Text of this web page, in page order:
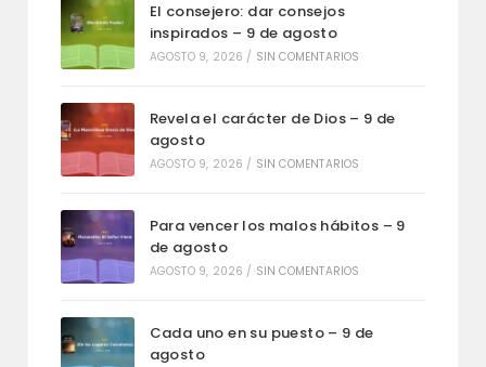
El consejero: dar consejos
inspirados – 9 de agosto
AGOSTO 9, 2026 / SIN COMENTARIOS
Revela el carácter de Dios – 9 de
agosto
AGOSTO 9, 2026 / SIN COMENTARIOS
Para vencer los malos hábitos – 9
de agosto
AGOSTO 9, 2026 / SIN COMENTARIOS
Cada uno en su puesto – 9 de
agosto